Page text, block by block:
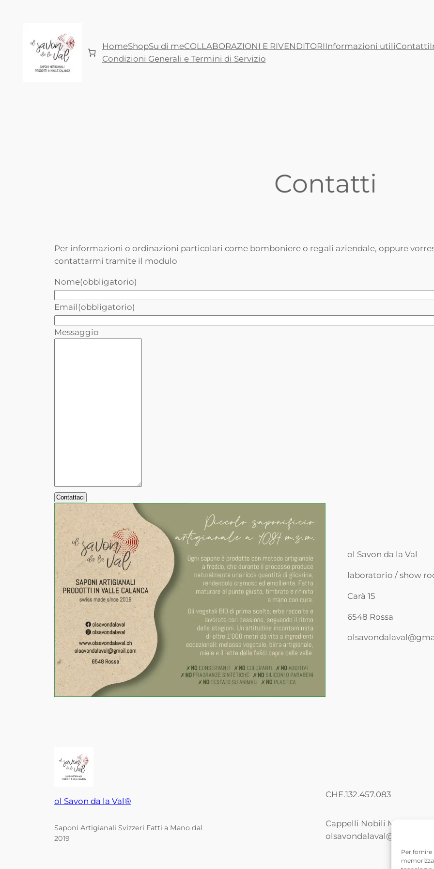
Per fornire
HomeShopSu di meCOLLABORAZIONI E RIVENDITORIInformazioni utiliContatti
Condizioni Generali e Termini di Servizio
Contatti
Per informazioni o ordinazioni particolari come bomboniere o regali aziendale, oppure
contattarmi tramite il modulo
Nome(obbligatorio)
Email(obbligatorio)
Messaggio
Contattaci
ol Savon da la Val
laboratorio / show
Carà 15
6548 Rossa
ol Savon da la Val®
Saponi Artigianali Svizzeri Fatti a Mano dal
2019
CHE.132.457.083
Cappelli Nobili Manuela –
olsavondalaval@gmail.com